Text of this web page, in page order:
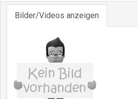
Bilder/Videos anzeigen